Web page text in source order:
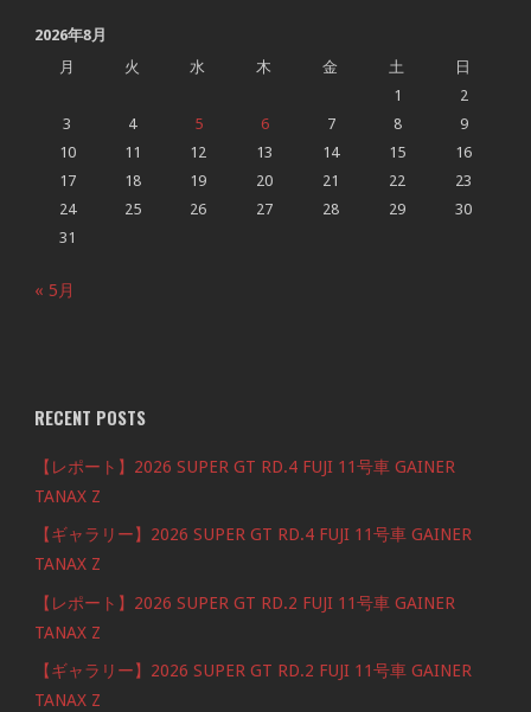
2026年8月
月
火 水 木 金 土
日
1
2
3
4 5 6 7 8
9
10
11 12 13 14 15
16
17
18 19 20 21 22
23
24
25 26 27 28 29
30
31
« 5月
RECENT POSTS
【レポート】2026 SUPER GT RD.4 FUJI 11号車 GAINER
TANAX Z
【ギャラリー】2026 SUPER GT RD.4 FUJI 11号車 GAINER
TANAX Z
【レポート】2026 SUPER GT RD.2 FUJI 11号車 GAINER
TANAX Z
【ギャラリー】2026 SUPER GT RD.2 FUJI 11号車 GAINER
TANAX Z